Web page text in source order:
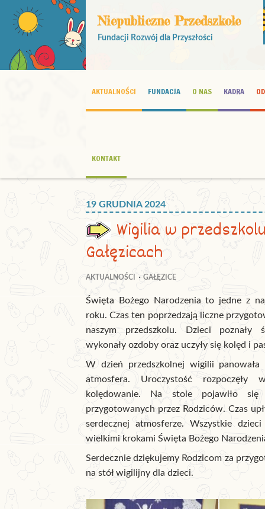
Niepubliczne Przedszkole
Fundacji Rozwój dla Przyszłości
AKTUALNOŚCI FUNDACJA O NAS KADRA
KONTAKT
19 GRUDNIA 2024
Wigilia w
Gałęzicach
AKTUALNOŚCI GAŁĘZICE
Święta Bożego Narodzenia to jedne z
roku. Czas ten poprzedzają liczne
naszym przedszkolu. Dzieci poznały
wykonały ozdoby oraz uczyły się kolęd i
W dzień przedszkolnej wigilii panowała
atmosfera. Uroczystość rozpoczęły
kolędowanie. Na stole pojawiło się
przygotowanych przez Rodziców. Czas
serdecznej atmosferze. Wszystkie
wielkimi krokami Święta Bożego
Serdecznie dziękujemy Rodzicom za
na stół wigilijny dla dzieci.